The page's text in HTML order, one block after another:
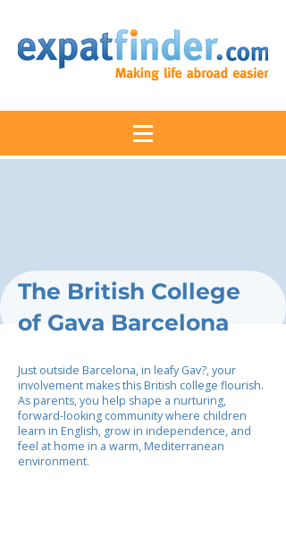
The British College
of Gava Barcelona
Just outside Barcelona, in leafy Gav?, your
involvement makes this British college flourish.
As parents, you help shape a nurturing,
forward-looking community where children
learn in English, grow in independence, and
feel at home in a warm, Mediterranean
environment.